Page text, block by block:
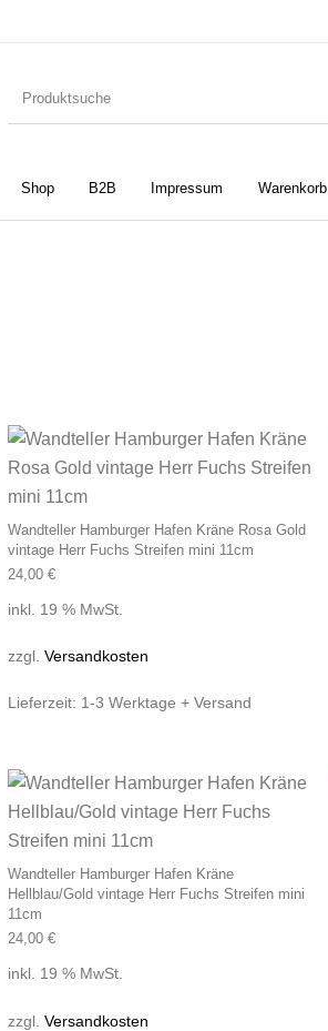
Shop B2B Impressum Warenkorb
Wandteller Hamburger Hafen Kräne Rosa Gold
vintage Herr Fuchs Streifen mini 11cm
24,00 €
inkl. 19 % MwSt.
zzgl. Versandkosten
Lieferzeit: 1-3 Werktage + Versand
Wandteller Hamburger Hafen Kräne
Hellblau/Gold vintage Herr Fuchs Streifen mini
11cm
24,00 €
inkl. 19 % MwSt.
zzgl. Versandkosten